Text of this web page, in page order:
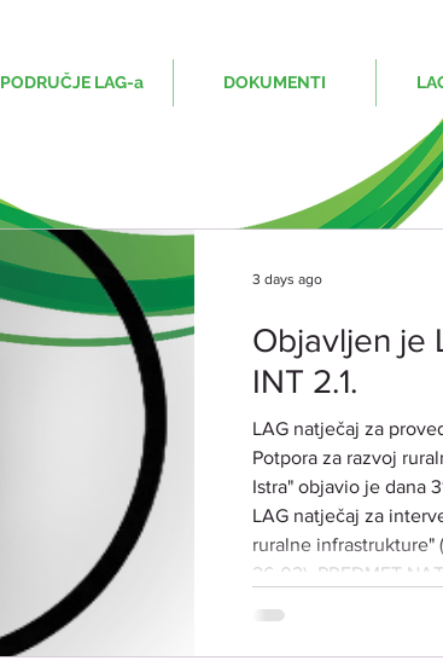
PODRUČJE LAG-a DOKUMENTI
Objavljen je
INT 2.1.
LAG natječaj za
Potpora za razvoj
Istra" objavio je dana
LAG natječaj za
ruralne infrastrukture"
26-02). PREDMET
kvalitete života
3 days ago